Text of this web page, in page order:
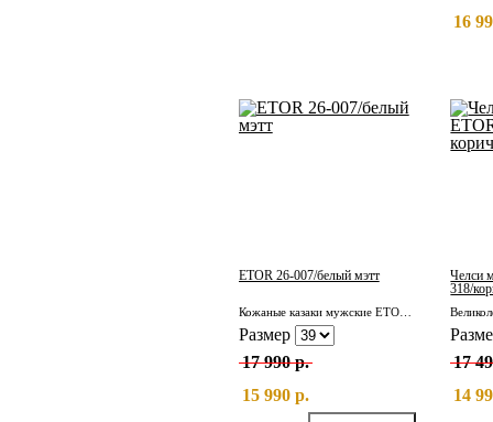
16
ETOR 26-007/белый мэтт
Кожаные казаки мужские ETOR 26-007/белый мэтт
Размер
17 990 р.
15 990 р.
Челси
318/
17
14